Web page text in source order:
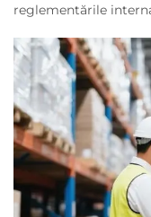
reglementările